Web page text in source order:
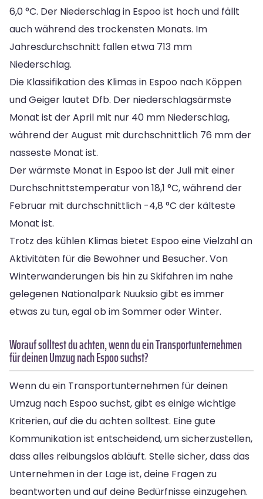
6,0 °C. Der Niederschlag in Espoo ist hoch und fällt
auch während des trockensten Monats. Im
Jahresdurchschnitt fallen etwa 713 mm
Niederschlag.
Die Klassifikation des Klimas in Espoo nach Köppen
und Geiger lautet Dfb. Der niederschlagsärmste
Monat ist der April mit nur 40 mm Niederschlag,
während der August mit durchschnittlich 76 mm der
nasseste Monat ist.
Der wärmste Monat in Espoo ist der Juli mit einer
Durchschnittstemperatur von 18,1 °C, während der
Februar mit durchschnittlich -4,8 °C der kälteste
Monat ist.
Trotz des kühlen Klimas bietet Espoo eine Vielzahl an
Aktivitäten für die Bewohner und Besucher. Von
Winterwanderungen bis hin zu Skifahren im nahe
gelegenen Nationalpark Nuuksio gibt es immer
etwas zu tun, egal ob im Sommer oder Winter.
Worauf solltest du achten, wenn du ein Transportunternehmen
für deinen Umzug nach Espoo suchst?
Wenn du ein Transportunternehmen für deinen
Umzug nach Espoo suchst, gibt es einige wichtige
Kriterien, auf die du achten solltest. Eine gute
Kommunikation ist entscheidend, um sicherzustellen,
dass alles reibungslos abläuft. Stelle sicher, dass das
Unternehmen in der Lage ist, deine Fragen zu
beantworten und auf deine Bedürfnisse einzugehen.